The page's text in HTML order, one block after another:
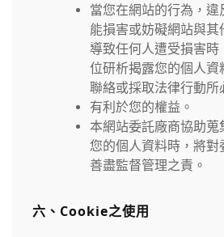
當您在網站的行為，
能損害或妨礙網站與
導致任何人遭受損害
位研析揭露您的個人資
聯絡或採取法律行動所
有利於您的權益。
本網站委託廠商協助
您的個人資料時，將對
善盡監督管理之責。
六、Cookie之使用